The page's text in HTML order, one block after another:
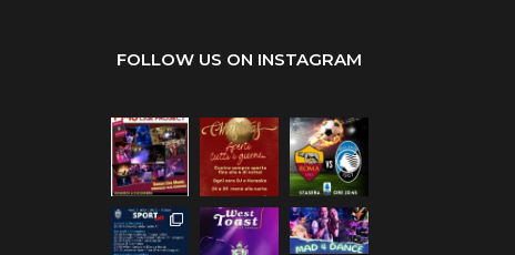
FOLLOW US ON INSTAGRAM